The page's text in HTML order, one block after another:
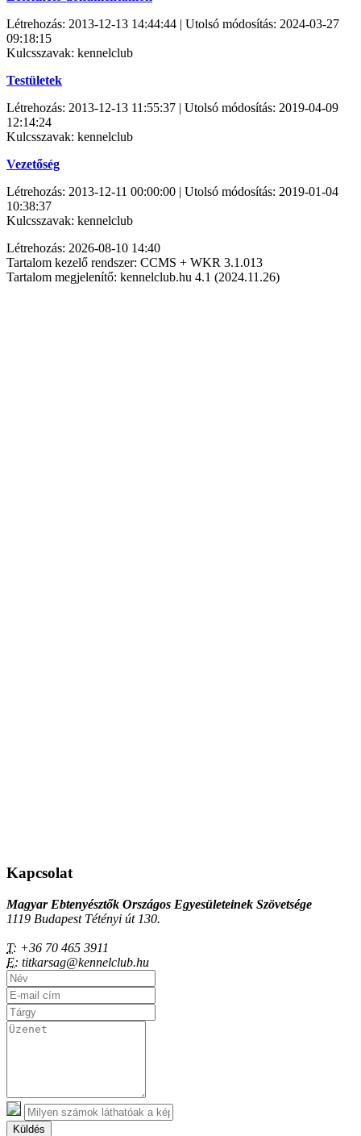
Létrehozás: 2013-12-13 14:44:44 | Utolsó módosítás: 2024-03-27
09:18:15
Kulcsszavak: kennelclub
Testületek
Létrehozás: 2013-12-13 11:55:37 | Utolsó módosítás: 2019-04-09
12:14:24
Kulcsszavak: kennelclub
Vezetőség
Létrehozás: 2013-12-11 00:00:00 | Utolsó módosítás: 2019-01-04
10:38:37
Kulcsszavak: kennelclub
Létrehozás: 2026-08-10 14:40
Tartalom kezelő rendszer: CCMS + WKR 3.1.013
Tartalom megjelenítő: kennelclub.hu 4.1 (2024.11.26)
Kapcsolat
Magyar Ebtenyésztők Országos Egyesületeinek Szövetsége
1119 Budapest Tétényi út 130.
T: +36 70 465 3911
E: titkarsag@kennelclub.hu
Küldés